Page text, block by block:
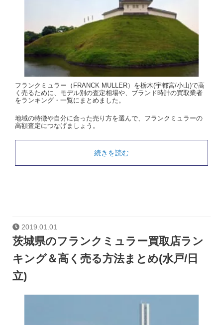
フランクミュラー（FRANCK MULLER）を栃木(宇都宮/小山)で高
く売るために、モデル別の査定相場や、ブランド時計の買取業者
をランキング・一覧にまとめました。
地域の特徴や自分に合った売り方を選んで、フランクミュラーの
高額査定につなげましょう。
続きを読む
2019.01.01
茨城県のフランクミュラー買取店ラン
キング＆高く売る方法まとめ(水戸/日
立)